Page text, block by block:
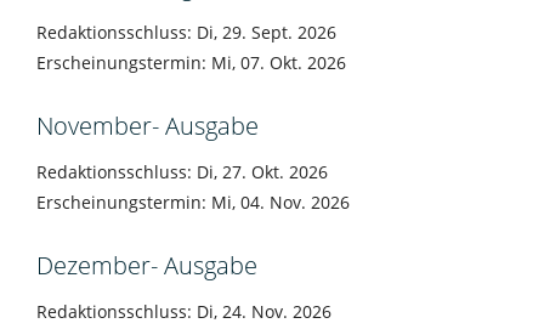
Redaktionsschluss: Di, 29. Sept. 2026
Erscheinungstermin: Mi, 07. Okt. 2026
November- Ausgabe
Redaktionsschluss: Di, 27. Okt. 2026
Erscheinungstermin: Mi, 04. Nov. 2026
Dezember- Ausgabe
Redaktionsschluss: Di, 24. Nov. 2026